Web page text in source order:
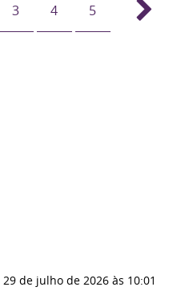
3 4 5
29 de julho de 2026 às 10:01